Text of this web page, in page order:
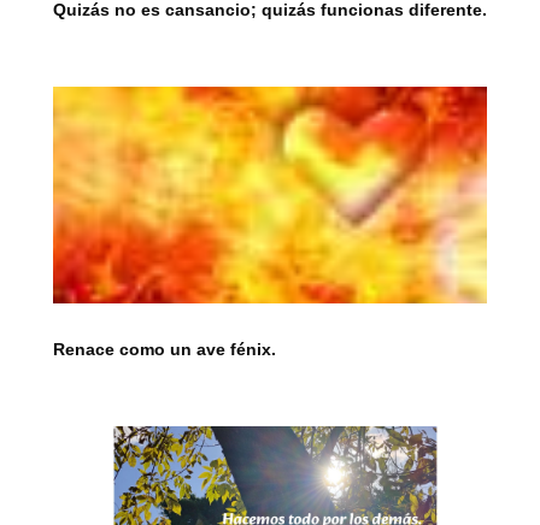
Quizás no es cansancio; quizás funcionas diferente.
Renace como un ave fénix.